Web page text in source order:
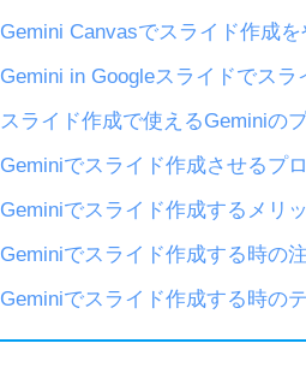
Gemini Canvasでスライド作成を
Gemini in Googleスライドでス
スライド作成で使えるGeminiの
Geminiでスライド作成させるプ
Geminiでスライド作成するメリ
Geminiでスライド作成する時の
Geminiでスライド作成する時の